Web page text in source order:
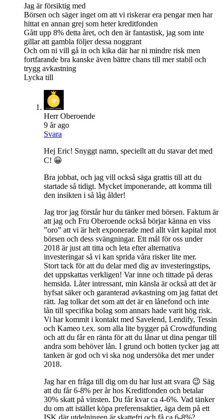
Jag är försiktig med
Börsen och säger inget om att vi riskerar era pengar men har
hittat en annan grej som heter kreditfonden
Gått upp 8% detta året, och den är fantastisk, jag som inte
gillar att gambla följer dessa noggrant
Och om ni vill gå in och kika där har ni mindre risk men
fortfarande bra kanske även bättre chans till mer stabil och
trygg avkastning
Lycka till
Herr Oberoende
9 år ago
Svara
Hej Eric! Snyggt namn, speciellt att du stavar det med
C! 😀
Bra jobbat, och jag vill också säga grattis till att du
startade så tidigt. Mycket imponerande, att komma till
den insikten i så låg ålder!
Jag tror jag förstår hur du tänker med börsen. Faktum är
att jag och Fru Oberoende också börjar känna en viss
”oro” att vi är helt exponerade med allt vårt kapital mot
börsen och dess svängningar. Ett mål för oss under
2018 är just att titta och leta efter alternativa
investeringar så vi kan sprida våra risker lite mer.
Stort tack för att du delar med dig av investeringstips,
det uppskattas verkligen! Var inne och tittade på deras
hemsida. Låter intressant, min känsla är också att det är
hyfsat säker och garanterad avkastning om jag fattat det
rätt. Jag tolkar det som att det är en lånefond och inte
lån till specifika bolag som annars hade varit hög risk.
Vi har kommit i kontakt med Savelend, Lendify, Tessin
och Kameo t.ex. som alla lite bygger på Crowdfunding
och att du får en ränta för att du lånar ut dina pengar till
andra som behöver lån. I grund och botten tycker jag att
tanken är god och vi ska nog undersöka det mer under
2018.
Jag har en fråga till dig om du har lust att svara 😉 Säg
att du får 6-8% per år hos Kreditfonden och betalar
30% skatt på vinsten. Du får kvar ca 4-6%. Vad tänker
du om att istället köpa preferensaktier, äga dem på ett
ISK där utdelningen är skattefri och få ca 6-8%?